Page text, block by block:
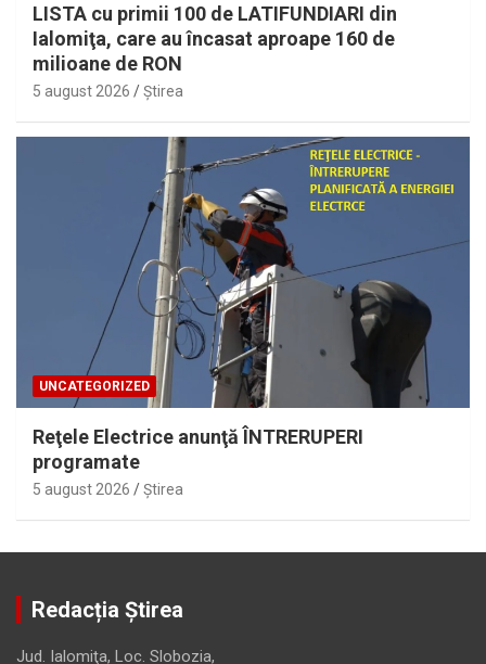
LISTA cu primii 100 de LATIFUNDIARI din
Ialomiţa, care au încasat aproape 160 de
milioane de RON
5 august 2026 Ştirea
UNCATEGORIZED
Reţele Electrice anunţă ÎNTRERUPERI
programate
5 august 2026 Ştirea
Redacția Știrea
Jud. Ialomiţa, Loc. Slobozia,